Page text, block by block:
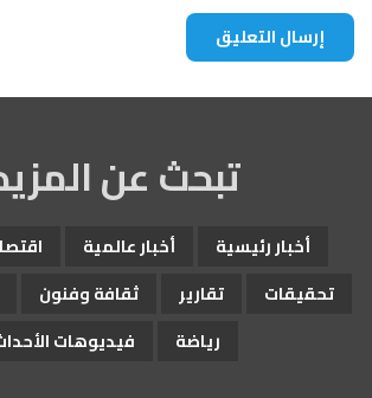
تبحث عن
أخبار رئيسية أخبار عالمية
تحقيقات
تقارير ثقافة وفنون
رياضة
فيديوهات